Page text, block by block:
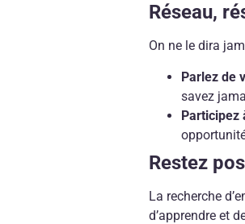
Réseau,
On ne le dira
Parlez de
savez
Participez
Restez
La recherche
d’apprendre et